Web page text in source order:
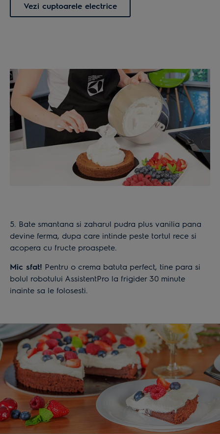
Vezi cuptoarele electrice
5. Bate smantana si zaharul pudra plus vanilia pana
devine ferma, dupa care intinde peste tortul rece si
acopera cu fructe proaspete.
Mic sfat! Pentru o crema batuta perfect, tine para si
bolul robotului AssistentPro la frigider 30 minute
inainte sa le folosesti.